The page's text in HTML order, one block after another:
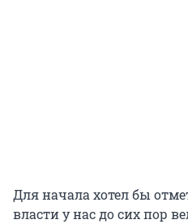
Для начала хотел бы
власти у нас до сих пор